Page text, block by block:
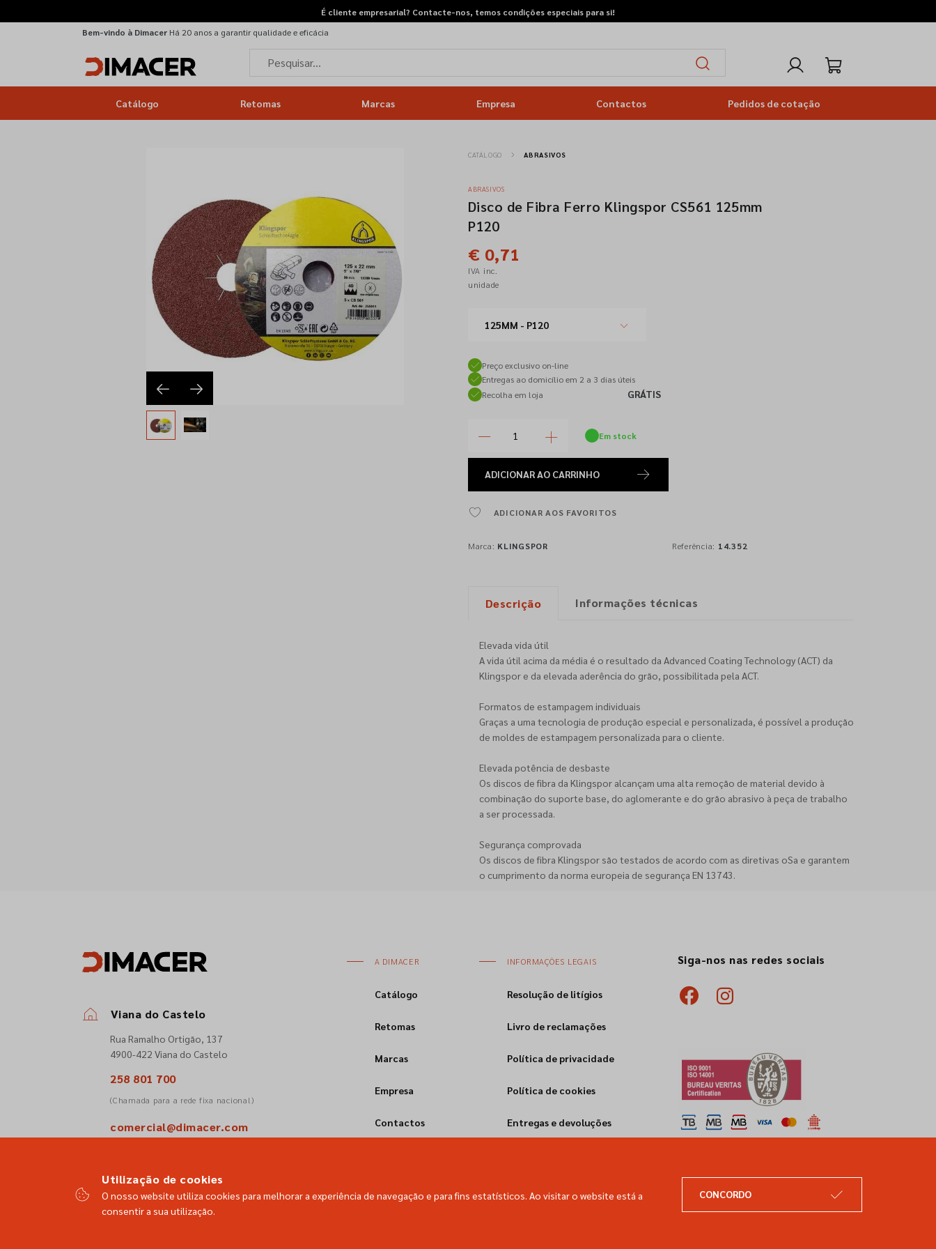
É cliente empresarial? Contacte-nos, temos condições especiais para si!
Bem-vindo à Dimacer Há 20 anos a garantir qualidade e eficácia
Catálogo Retomas Marcas Empresa Contactos Pedidos de cotação
CATÁLOGO ABRASIVOS
ABRASIVOS
Disco de Fibra Ferro Klingspor CS561 125mm
P120
€ 0,71
IVA inc.
unidade
125MM - P120
Preço exclusivo on-line
Entregas ao domicílio em 2 a 3 dias úteis
Recolha em loja
GRÁTIS
Em stock
ADICIONARAO CARRINHO
ADICIONAR AOS FAVORITOS
Marca: KLINGSPOR Referência: 14.352
Descrição Informações técnicas
Elevada vida útil
A vida útil acima da média é o resultado da Advanced Coating Technology (ACT) da
Klingspor e da elevada aderência do grão, possibilitada pela ACT.
Formatos de estampagem individuais
Graças a uma tecnologia de produção especial e personalizada, é possível a produção
de moldes de estampagem personalizada para o cliente.
Elevada potência de desbaste
Os discos de fibra da Klingspor alcançam uma alta remoção de material devido à
combinação do suporte base, do aglomerante e do grão abrasivo à peça de trabalho
a ser processada.
Segurança comprovada
Os discos de fibra Klingspor são testados de acordo com as diretivas oSa e garantem
o cumprimento da norma europeia de segurança EN 13743.
Viana do Castelo
Rua Ramalho Ortigão, 137
4900-422 Viana do Castelo
258 801 700
(Chamada para a rede fixa nacional)
comercial@dimacer.com
A DIMACER
Catálogo
Retomas
Marcas
Empresa
Contactos
INFORMAÇÕES LEGAIS
Resolução de litígios
Livro de reclamações
Política de privacidade
Política de cookies
Entregas e devoluções
Siga-nos nas redes sociais
Utilização de cookies
O nosso website utiliza cookies para melhorar a experiência de navegação e para fins estatísticos. Ao visitar o website está a
consentir a sua utilização.
CONCORDO